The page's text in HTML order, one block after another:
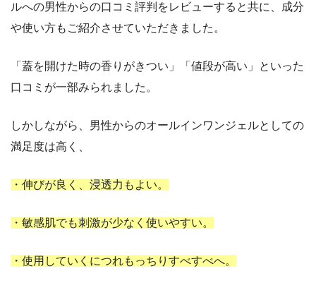
ルへの男性からの口コミ評判をレビューすると共に、成分
や使い方もご紹介させていただきました。
「蓋を開けた時の香りがきつい」「値段が高い」といった
口コミが一部みられました。
しかしながら、男性からのオールインワンジェルとしての
満足度は高く、
・伸びが良く、浸透力もよい。
・敏感肌でも刺激が少なく使いやすい。
・使用していくにつれもっちりすべすべへ。